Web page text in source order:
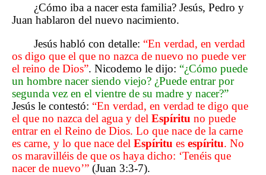
¿Cómo iba a nacer esta familia? Jesús, Pedro y
Juan hablaron del nuevo nacimiento.
Jesús habló con detalle: “En verdad, en verdad
os digo que el que no nazca de nuevo no puede ver
el reino de Dios”. Nicodemo le dijo: “¿Cómo puede
un hombre nacer siendo viejo? ¿Puede entrar por
segunda vez en el vientre de su madre y nacer?”
Jesús le contestó: “En verdad, en verdad te digo que
el que no nazca del agua y del Espíritu no puede
entrar en el Reino de Dios. Lo que nace de la carne
es carne, y lo que nace del Espíritu es espíritu. No
os maravilléis de que os haya dicho: ‘Tenéis que
nacer de nuevo’” (Juan 3:3-7).